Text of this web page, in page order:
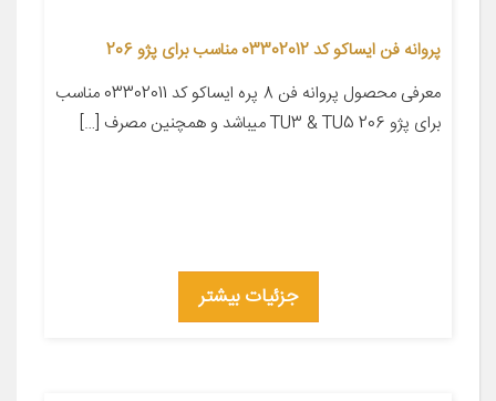
پروانه فن ایساکو کد 03302012 مناسب برای پژو 206
معرفی محصول پروانه فن 8 پره ایساکو کد 03302011 مناسب
برای پژو 206 TU3 & TU5 میباشد و همچنین مصرف […]
جزئیات بیشتر